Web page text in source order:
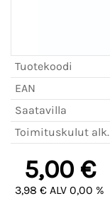
Tuotekoodi
EAN
Saatavilla
Toimituskulut alk.
5,00 €
3,98 € ALV 0,00 %